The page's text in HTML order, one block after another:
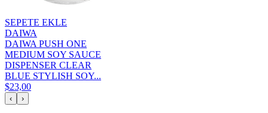
SEPETE EKLE
DAIWA
DAIWA PUSH ONE
MEDIUM SOY SAUCE
DISPENSER CLEAR
BLUE STYLISH SOY...
$23,00
‹ ›